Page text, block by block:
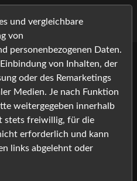
und vergleichbare
von
personenbezogenen Daten.
von Inhalten, der
oder des Remarketings
Medien. Je nach Funktion
weitergegeben innerhalb
stets freiwillig, für die
erforderlich und kann
links abgelehnt oder